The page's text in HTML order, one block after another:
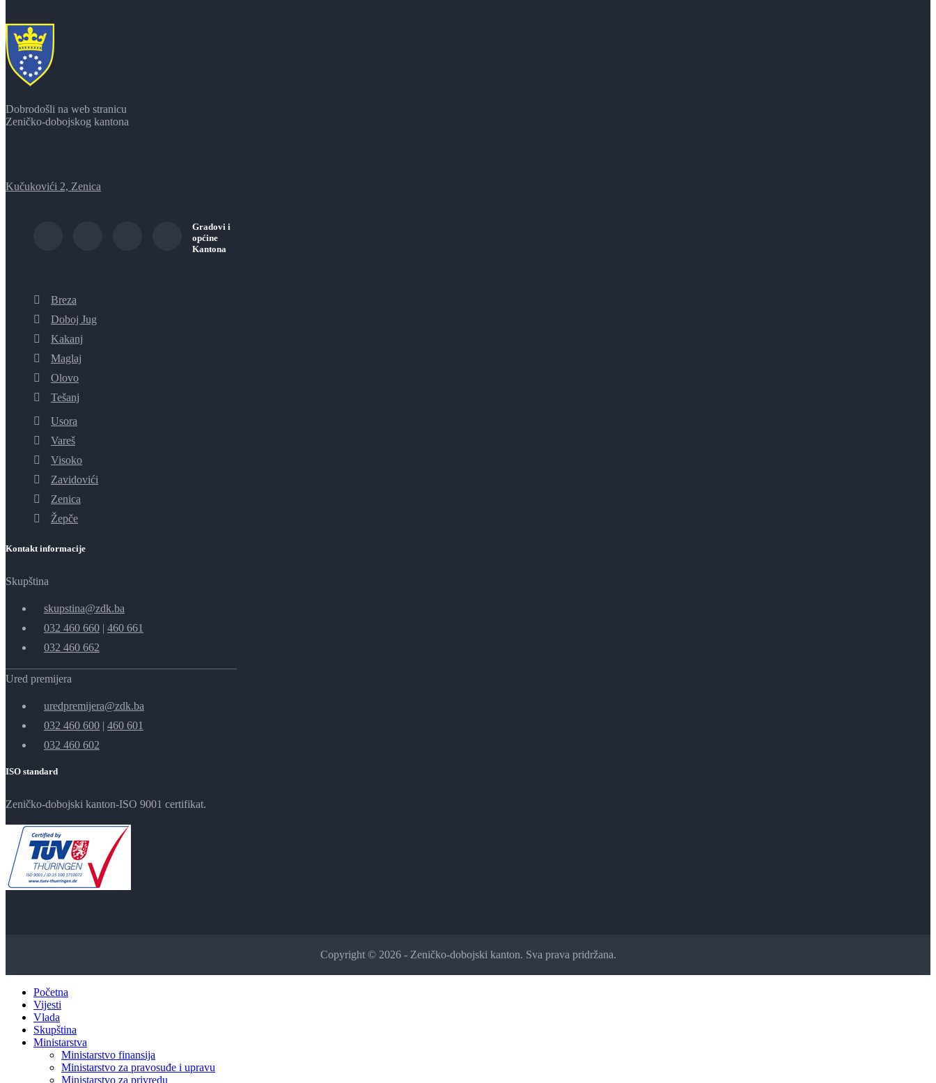
Dobrodošli na web stranicu
Zeničko-dobojskog kantona
Kučukovići 2, Zenica
Gradovi i
općine
Kantona
Breza
Doboj Jug
Kakanj
Maglaj
Olovo
Tešanj
Usora
Vareš
Visoko
Zavidovići
Zenica
Žepče
Kontakt informacije
Skupština
skupstina@zdk.ba
032 460 660 | 460 661
032 460 662
Ured premijera
uredpremijera@zdk.ba
032 460 600 | 460 601
032 460 602
ISO standard
Zeničko-dobojski kanton-ISO 9001 certifikat.
Copyright © 2026 - Zeničko-dobojski kanton. Sva prava pridržana.
Početna
Vijesti
Vlada
Skupština
Ministarstva
Ministarstvo finansija
Ministarstvo za pravosuđe i upravu
Ministarstvo za privredu